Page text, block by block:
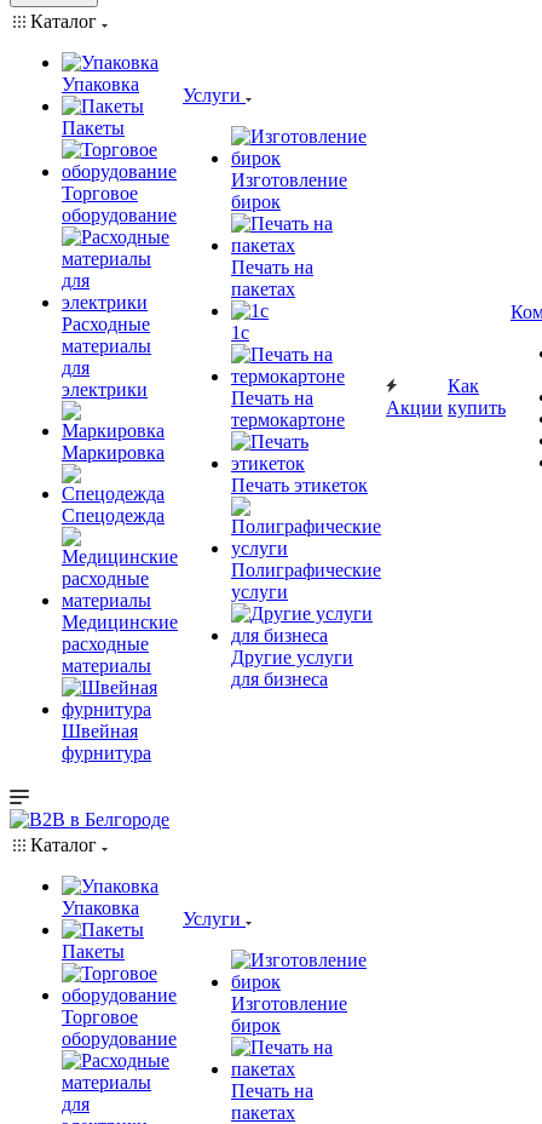
Каталог
Упаковка
Пакеты
Торговое
оборудование
Расходные
материалы
для
электрики
Маркировка
Спецодежда
Медицинские
расходные
материалы
Швейная
фурнитура
Услуги
Изготовление
бирок
Печать на
пакетах
1c
Печать на
термокартоне
Печать этикеток
Полиграфические
услуги
Другие услуги
для бизнеса
Акции
Как
купить
Каталог
Упаковка
Пакеты
Торговое
оборудование
Услуги
Изготовление
бирок
Печать на
пакетах